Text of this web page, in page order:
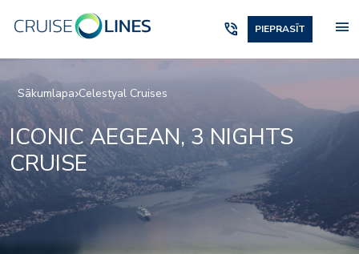
phone_in_talk PIEPRASĪT menu
Sākumlapa Celestyal Cruises
ICONIC AEGEAN, 3 NIGHTS
CRUISE